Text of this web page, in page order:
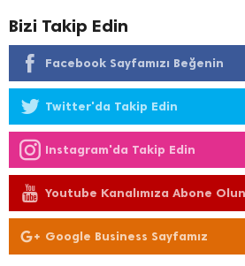
Bizi Takip Edin
Facebook Sayfamızı Beğenin
Twitter'da Takip Edin
Instagram'da Takip Edin
Youtube Kanalımıza Abone Olun
Google Business Sayfamız